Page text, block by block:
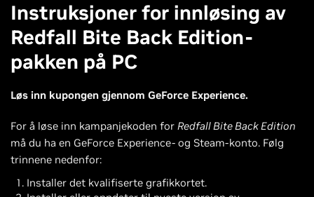
Instruksjoner for innløsing av
Redfall Bite Back Edition-
pakken på PC
Løs inn kupongen gjennom GeForce Experience.
For å løse inn kampanjekoden for Redfall Bite Back Edition
må du ha en GeForce Experience- og Steam-konto. Følg
trinnene nedenfor:
Installer det kvalifiserte grafikkortet.